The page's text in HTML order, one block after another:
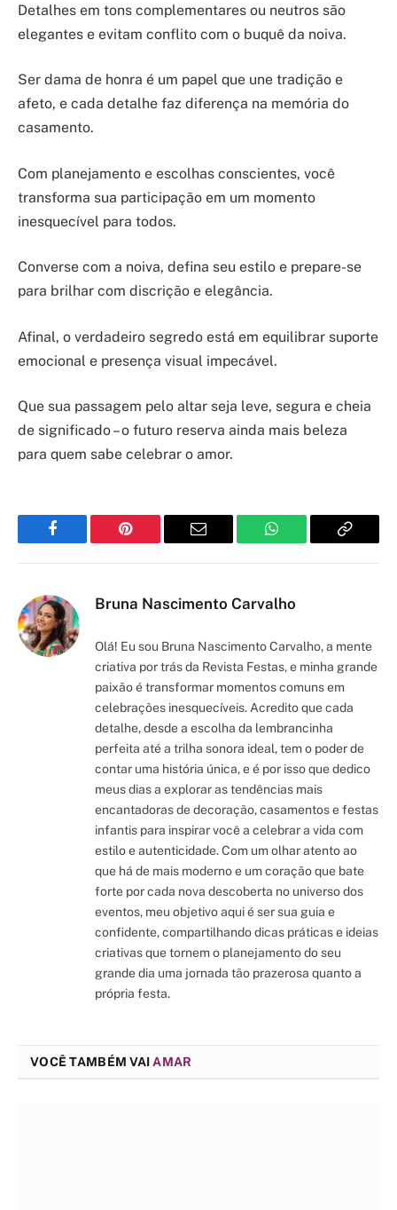
Detalhes em tons complementares ou neutros são
elegantes e evitam conflito com o buquê da noiva.
Ser dama de honra é um papel que une tradição e
afeto, e cada detalhe faz diferença na memória do
casamento.
Com planejamento e escolhas conscientes, você
transforma sua participação em um momento
inesquecível para todos.
Converse com a noiva, defina seu estilo e prepare-se
para brilhar com discrição e elegância.
Afinal, o verdadeiro segredo está em equilibrar suporte
emocional e presença visual impecável.
Que sua passagem pelo altar seja leve, segura e cheia
de significado – o futuro reserva ainda mais beleza
para quem sabe celebrar o amor.
Facebook Pinterest Email WhatsApp Copy
Bruna Nascimento Carvalho
Olá! Eu sou Bruna Nascimento Carvalho, a mente
criativa por trás da Revista Festas, e minha grande
paixão é transformar momentos comuns em
celebrações inesquecíveis. Acredito que cada
detalhe, desde a escolha da lembrancinha
perfeita até a trilha sonora ideal, tem o poder de
contar uma história única, e é por isso que dedico
meus dias a explorar as tendências mais
encantadoras de decoração, casamentos e festas
infantis para inspirar você a celebrar a vida com
estilo e autenticidade. Com um olhar atento ao
que há de mais moderno e um coração que bate
forte por cada nova descoberta no universo dos
eventos, meu objetivo aqui é ser sua guia e
confidente, compartilhando dicas práticas e ideias
criativas que tornem o planejamento do seu
grande dia uma jornada tão prazerosa quanto a
própria festa.
VOCÊ TAMBÉM VAIAMAR